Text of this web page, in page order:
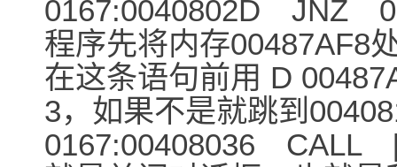
0167:0040802D JNZ
程序先将内存00487AF8
在这条语句前用 D
3，如果不是就跳到
0167:00408036 CALL